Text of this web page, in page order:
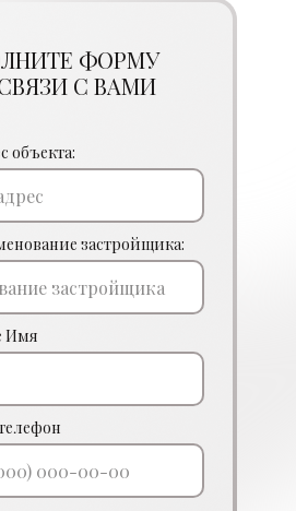
ФОРМУ
С ВАМИ
объекта:
застройщика:
Имя